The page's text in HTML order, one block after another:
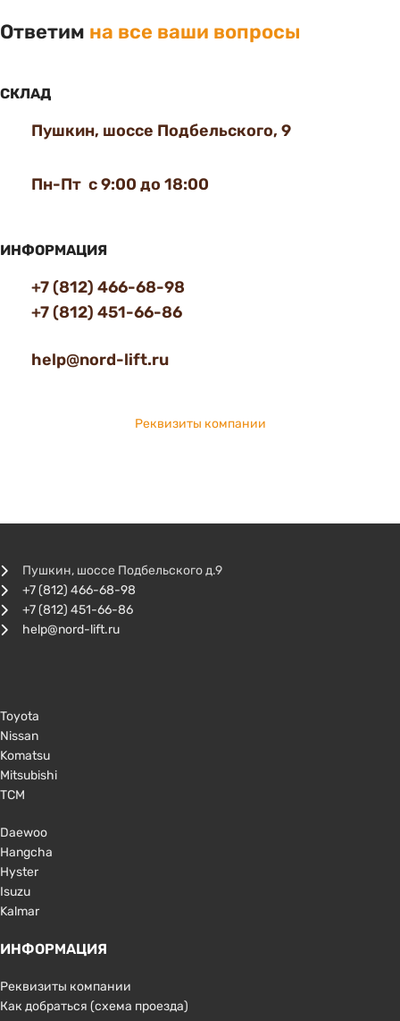
Ответим на все ваши вопросы
СКЛАД
Пушкин, шоссе Подбельского, 9
Пн-Пт с 9:00 до 18:00
ИНФОРМАЦИЯ
+7 (812) 466-68-98
+7 (812) 451-66-86
help@nord-lift.ru
Реквизиты компании
Пушкин, шоссе Подбельского д.9
+7 (812) 466-68-98
+7 (812) 451-66-86
help@nord-lift.ru
Toyota
Nissan
Komatsu
Mitsubishi
TCM
Daewoo
Hangcha
Hyster
Isuzu
Kalmar
ИНФОРМАЦИЯ
Реквизиты компании
Как добраться (схема проезда)